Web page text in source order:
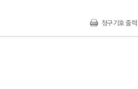
청구기호 출력